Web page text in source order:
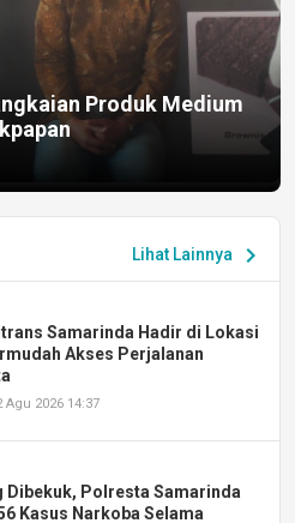
Produk Medium
Lihat Lainnya chevron_right
Samarinda Hadir di Lokasi
Akses Perjalanan
Agu 2026 14:37
Dibekuk, Polresta Samarinda
Kasus Narkoba Selama